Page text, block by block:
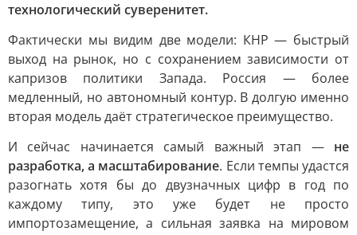
технологический суверенитет.
Фактически мы видим две модели: КНР — быстрый
выход на рынок, но с сохранением зависимости от
капризов политики Запада. Россия — более
медленный, но автономный контур. В долгую именно
вторая модель даёт стратегическое преимущество.
И сейчас начинается самый важный этап — не
разработка, а масштабирование. Если темпы удастся
разогнать хотя бы до двузначных цифр в год по
каждому типу, это уже будет не просто
импортозамещение, а сильная заявка на мировом